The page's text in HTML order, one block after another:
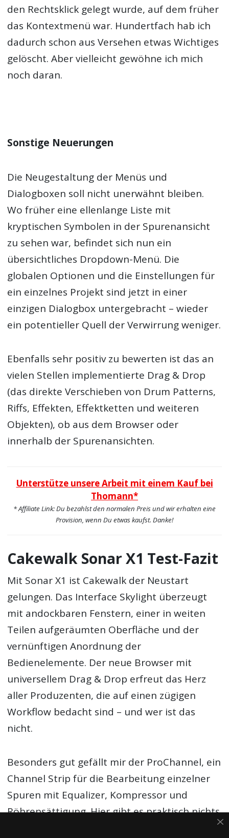
den Rechtsklick gelegt wurde, auf dem früher
das Kontextmenü war. Hundertfach hab ich
dadurch schon aus Versehen etwas Wichtiges
gelöscht. Aber vielleicht gewöhne ich mich
noch daran.
Sonstige Neuerungen
Die Neugestaltung der Menüs und
Dialogboxen soll nicht unerwähnt bleiben.
Wo früher eine ellenlange Liste mit
kryptischen Symbolen in der Spurenansicht
zu sehen war, befindet sich nun ein
übersichtliches Dropdown-Menü. Die
globalen Optionen und die Einstellungen für
ein einzelnes Projekt sind jetzt in einer
einzigen Dialogbox untergebracht – wieder
ein potentieller Quell der Verwirrung weniger.
Ebenfalls sehr positiv zu bewerten ist das an
vielen Stellen implementierte Drag & Drop
(das direkte Verschieben von Drum Patterns,
Riffs, Effekten, Effektketten und weiteren
Objekten), ob aus dem Browser oder
innerhalb der Spurenansichten.
Unterstütze unsere Arbeit mit einem Kauf bei
Thomann*
* Affiliate Link: Du bezahlst den normalen Preis und wir erhalten eine
Provision, wenn Du etwas kaufst. Danke!
Cakewalk Sonar X1 Test-Fazit
Mit Sonar X1 ist Cakewalk der Neustart
gelungen. Das Interface Skylight überzeugt
mit andockbaren Fenstern, einer in weiten
Teilen aufgeräumten Oberfläche und der
vernünftigen Anordnung der
Bedienelemente. Der neue Browser mit
universellem Drag & Drop erfreut das Herz
aller Produzenten, die auf einen zügigen
Workflow bedacht sind – und wer ist das
nicht.
Besonders gut gefällt mir der ProChannel, ein
Channel Strip für die Bearbeitung einzelner
Spuren mit Equalizer, Kompressor und
Röhrensättigung. Hier gibt es praktisch nichts